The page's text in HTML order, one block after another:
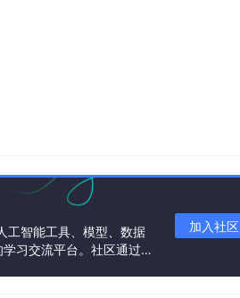
工智能工具、模型、数据
习交流平台。社区通过理
加入社区